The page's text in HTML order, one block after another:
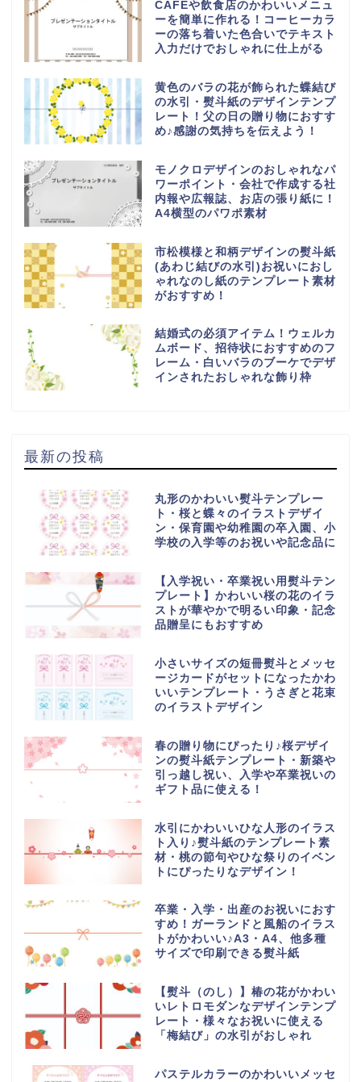
CAFEや飲食店のかわいいメニュ
ーを簡単に作れる！コーヒーカラ
ーの落ち着いた色合いでテキスト
入力だけでおしゃれに仕上がる
黄色のバラの花が飾られた蝶結び
の水引・熨斗紙のデザインテンプ
レート！父の日の贈り物におすす
め♪感謝の気持ちを伝えよう！
モノクロデザインのおしゃれなパ
ワーポイント・会社で作成する社
内報や広報誌、お店の張り紙に！
A4横型のパワポ素材
市松模様と和柄デザインの熨斗紙
(あわじ結びの水引)お祝いにおし
ゃれなのし紙のテンプレート素材
がおすすめ！
結婚式の必須アイテム！ウェルカ
ムボード、招待状におすすめのフ
レーム・白いバラのブーケでデザ
インされたおしゃれな飾り枠
最新の投稿
丸形のかわいい熨斗テンプレー
ト・桜と蝶々のイラストデザイ
ン・保育園や幼稚園の卒入園、小
学校の入学等のお祝いや記念品に
【入学祝い・卒業祝い用熨斗テン
プレート】かわいい桜の花のイラ
ストが華やかで明るい印象・記念
品贈呈にもおすすめ
小さいサイズの短冊熨斗とメッセ
ージカードがセットになったかわ
いいテンプレート・うさぎと花束
のイラストデザイン
春の贈り物にぴったり♪桜デザイ
ンの熨斗紙テンプレート・新築や
引っ越し祝い、入学や卒業祝いの
ギフト品に使える！
水引にかわいいひな人形のイラス
ト入り♪熨斗紙のテンプレート素
材・桃の節句やひな祭りのイベン
トにぴったりなデザイン！
卒業・入学・出産のお祝いにおす
すめ！ガーランドと風船のイラス
トがかわいい♪A3・A4、他多種
サイズで印刷できる熨斗紙
【熨斗（のし）】椿の花がかわい
いレトロモダンなデザインテンプ
レート・様々なお祝いに使える
「梅結び」の水引がおしゃれ
パステルカラーのかわいいメッセ